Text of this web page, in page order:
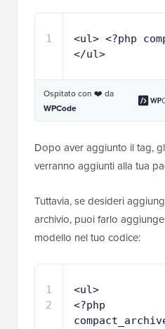
1
<ul> <?php
</ul>
Ospitato con ❤️ da
WPCode
Dopo aver aggiunto il tag,
verranno aggiunti alla tua
Tuttavia, se desideri
archivio, puoi farlo
modello nel tuo codice:
1
2
<ul>
<?php